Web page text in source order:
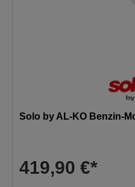
Solo by AL-KO Benzin-
419,90 €*